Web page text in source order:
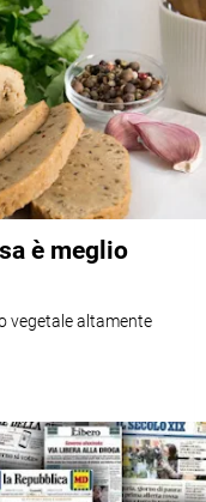
è meglio
vegetale altamente